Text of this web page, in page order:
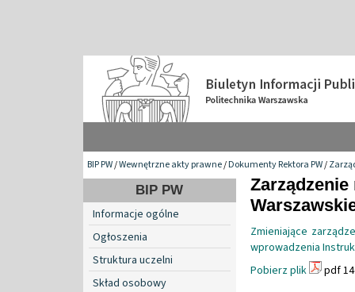
BIP PW/Wewnętrzne akty prawne/Dokumenty Rektora PW/
BIP PW
Informacje ogólne
Ogłoszenia
Struktura uczelni
Skład osobowy
Zmieniające
wprowadzenia
Pobierz plik
pdf